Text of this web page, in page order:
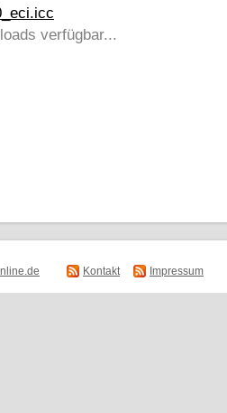
verfügbar...
Kontakt Impressum